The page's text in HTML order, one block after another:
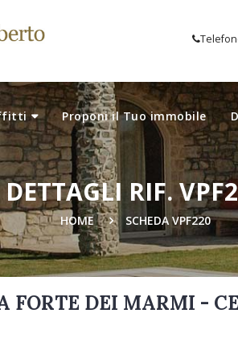
Proponi il Tuo immobile
DETTAGLI RIF.
HOME SCHEDA VPF220
DEI MARMI -